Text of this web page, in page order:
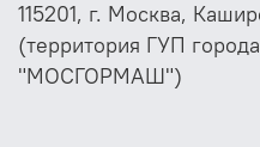
115201, г. Москва,
(территория ГУП
"МОСГОРМАШ")